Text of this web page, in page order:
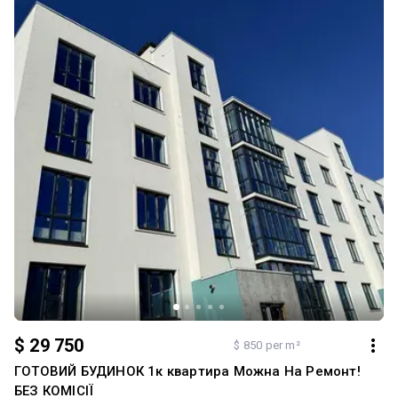
найкращих районів Ірпеня. Телефонуйте для отримання
детальної інформації та організації перегляду! Додатково: Тип
будинку: Житловий фонд від 2021 р.. Планування: Студія.
Санвузол: Суміжний. Система опалення: Індивідуальне газове.
Ремонт: Після будівельників
$ 29 750 $ 850 per m²
ГОТОВИЙ БУДИНОК 1к квартира Можна На Ремонт!
БЕЗ КОМІСІЇ